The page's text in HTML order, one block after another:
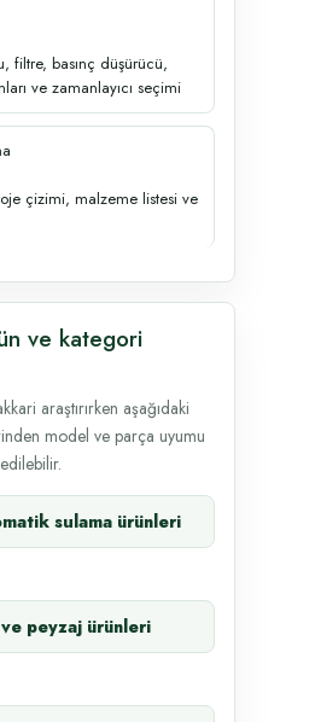
filtre, basınç düşürücü,
ve zamanlayıcı seçimi
çizimi, malzeme listesi ve
ve kategori
araştırırken aşağıdaki
model ve parça uyumu
sulama ürünleri
peyzaj ürünleri